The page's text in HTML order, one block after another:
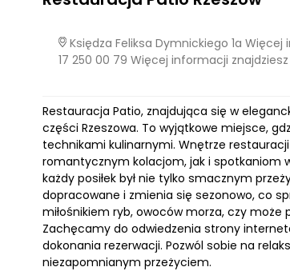
Księdza Feliksa Dymnickiego 1a
17 250 00 79 Więcej informacji
Restauracja Patio, znajdująca się w
części Rzeszowa. To wyjątkowe miejsce,
technikami kulinarnymi. Wnętrze
romantycznym kolacjom, jak i spotkaniom
każdy posiłek był nie tylko smacznym
dopracowane i zmienia się sezonowo, co
miłośnikiem ryb, owoców morza, czy
Zachęcamy do odwiedzenia strony
dokonania rezerwacji. Pozwól sobie na
niezapomnianym przeżyciem.